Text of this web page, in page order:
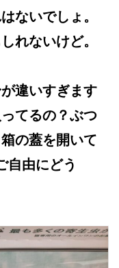
ないでしょ。
れないけど。
違いすぎます
てるの？ぶつ
の蓋を開いて
自由にどう